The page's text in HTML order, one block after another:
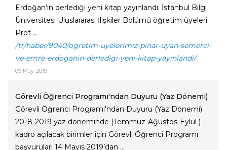
Erdoğan’ın derlediği yeni kitap yayınlandı. İstanbul Bilgi
Üniversitesi Uluslararası İlişkiler Bölümü öğretim üyeleri
Prof ...
/tr/haber/9040/ogretim-uyelerimiz-pinar-uyan-semerci-
ve-emre-erdoganin-derledigi-yeni-kitap-yayinlandi/
09 May 2019
Görevli Öğrenci Programı'ndan Duyuru (Yaz Dönemi)
Görevli Öğrenci Programı'ndan Duyuru (Yaz Dönemi)
2018-2019 yaz döneminde (Temmuz-Ağustos-Eylül )
kadro açılacak birimler için Görevli Öğrenci Programı
başvuruları 14 Mayıs 2019’dan ...